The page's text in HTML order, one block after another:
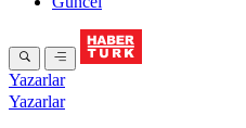
Yazarlar
Yazarlar